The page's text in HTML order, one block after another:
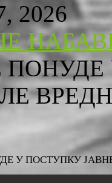
2026
ПОСТУПКУ ЈАВНЕ